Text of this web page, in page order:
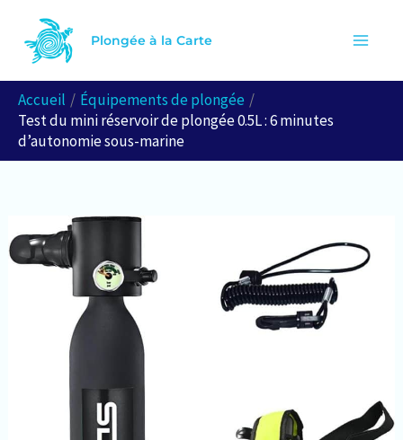
contenu
Plongée à la Carte
Accueil
Équipements de plongée
Test du mini réservoir de plongée 0.5L : 6 minutes
d’autonomie sous-marine
e
h
e
r
e